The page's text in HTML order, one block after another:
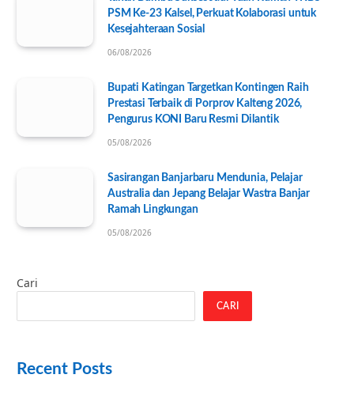
PSM Ke-23 Kalsel, Perkuat Kolaborasi untuk
Kesejahteraan Sosial
06/08/2026
Bupati Katingan Targetkan Kontingen Raih
Prestasi Terbaik di Porprov Kalteng 2026,
Pengurus KONI Baru Resmi Dilantik
05/08/2026
Sasirangan Banjarbaru Mendunia, Pelajar
Australia dan Jepang Belajar Wastra Banjar
Ramah Lingkungan
05/08/2026
Cari
CARI
Recent Posts